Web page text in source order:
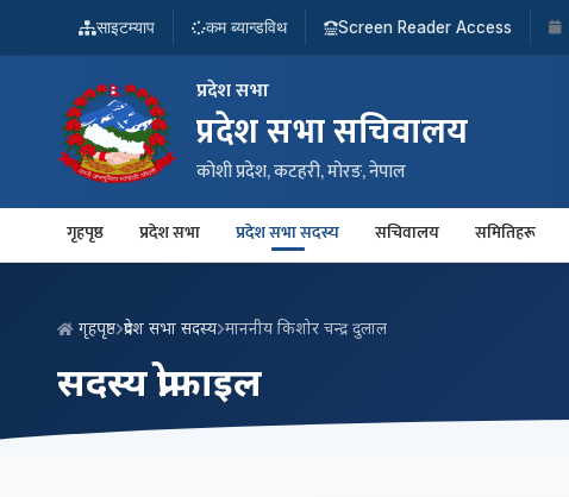
साइटम्याप कम ब्यान्डविथ Screen Reader Access
प्रदेश सभा
प्रदेश सभा सचिवालय
कोशी प्रदेश, कटहरी, मोरङ, नेपाल
गृहपृष्ठ प्रदेश सभा प्रदेश सभा सदस्य सचिवालय समितिहरू
गृहपृष्ठ प्रदेश सभा सदस्य माननीय किशोर चन्द्र दुलाल
सदस्य प्रोफाइल